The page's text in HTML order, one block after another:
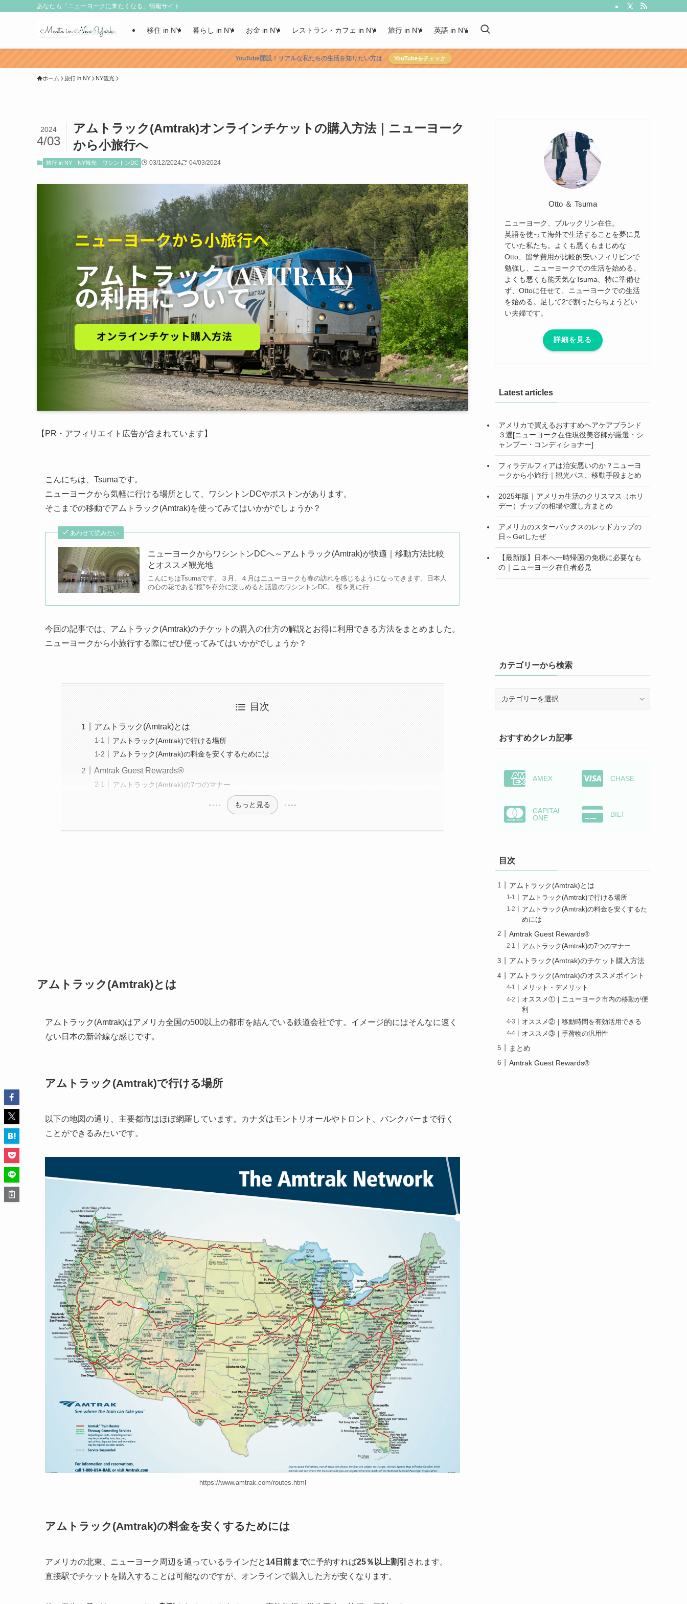
あなたも「ニューヨークに来たくなる」情報サイト
移住 in NY 暮らし in NY お金 in NY レストラン・カフェ in NY 旅行 in NY 英語 in NY
YouTube開設！リアルな私たちの生活を知りたい方は YouTubeをチェック
ホーム 旅行 in NY NY観光
アムトラック(Amtrak)オンラインチケットの購入方法｜ニューヨーク
から小旅行へ
2024
4/03
旅行 in NY NY観光 ワシントンDC 03/12/2024 04/03/2024
【PR・アフィリエイト広告が含まれています】
こんにちは、Tsumaです。
ニューヨークから気軽に行ける場所として、ワシントンDCやボストンがあります。
そこまでの移動でアムトラック(Amtrak)を使ってみてはいかがでしょうか？
あわせて読みたい
ニューヨークからワシントンDCへ～アムトラック(Amtrak)が快適｜移動方法比較
とオススメ観光地
こんにちはTsumaです。３月、４月はニューヨークも春の訪れを感じるようになってきます。日本人
の心の花である”桜”を存分に楽しめると話題のワシントンDC。 桜を見に行…
今回の記事では、アムトラック(Amtrak)のチケットの購入の仕方の解説とお得に利用できる方法をまとめました。
ニューヨークから小旅行する際にぜひ使ってみてはいかがでしょうか？
目次
アムトラック(Amtrak)とは
アムトラック(Amtrak)で行ける場所
アムトラック(Amtrak)の料金を安くするためには
Amtrak Guest Rewards®
アムトラック(Amtrak)の7つのマナー
もっと見る
アムトラック(Amtrak)とは
アムトラック(Amtrak)はアメリカ全国の500以上の都市を結んでいる鉄道会社です。イメージ的にはそんなに速く
ない日本の新幹線な感じです。
アムトラック(Amtrak)で行ける場所
以下の地図の通り、主要都市はほぼ網羅しています。カナダはモントリオールやトロント、バンクバーまで行く
ことができるみたいです。
https://www.amtrak.com/routes.html
アムトラック(Amtrak)の料金を安くするためには
アメリカの北東、ニューヨーク周辺を通っているラインだと 14日前までに予約すれば25％以上割引 されます。
直接駅でチケットを購入することは可能なのですが、オンラインで購入した方が安くなります。
Otto ＆ Tsuma
ニューヨーク、ブルックリン在住。
英語を使って海外で生活することを夢に見
ていた私たち。よくも悪くもまじめな
Otto、留学費用が比較的安いフィリピンで
勉強し、ニューヨークでの生活を始める。
よくも悪くも能天気なTsuma、特に準備せ
ず、Ottoに任せて、ニューヨークでの生活
を始める。足して2で割ったらちょうどい
い夫婦です。
詳細を見る
Latest articles
アメリカで買えるおすすめヘアケアブランド
３選[ニューヨーク在住現役美容師が厳選・シ
ャンプー・コンディショナー]
フィラデルフィアは治安悪いのか？ニューヨ
ークから小旅行｜観光パス、移動手段まとめ
2025年版｜アメリカ生活のクリスマス（ホリ
デー）チップの相場や渡し方まとめ
アメリカのスターバックスのレッドカップの
日～Getしたぜ
【最新版】日本へ一時帰国の免税に必要なも
の｜ニューヨーク在住者必見
カテゴリーから検索
ー
か
おすすめクレカ記事
AMEX CHASE
CAPITAL
ONE
BILT
目次
アムトラック(Amtrak)とは
アムトラック(Amtrak)で行ける場所
アムトラック(Amtrak)の料金を安くするた
めには
Amtrak Guest Rewards®
アムトラック(Amtrak)の7つのマナー
アムトラック(Amtrak)のチケット購入方法
アムトラック(Amtrak)のオススメポイント
メリット・デメリット
オススメ①｜ニューヨーク市内の移動が便
利
オススメ②｜移動時間を有効活用できる
オススメ③｜手荷物の汎用性
まとめ
Amtrak Guest Rewards®